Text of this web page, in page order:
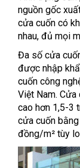
nguồn gốc
cửa cuốn có
nhau, đủ mọi
Đa số cửa
được nhập
cuốn công
Việt Nam.
cao hơn 1,5-3
cửa cuốn
đồng/m² tùy